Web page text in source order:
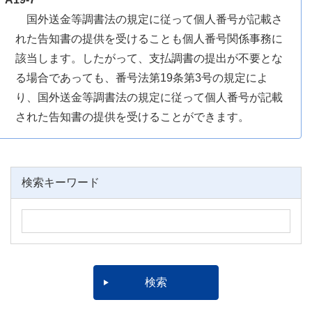
国外送金等調書法の規定に従って個人番号が記載さ
れた告知書の提供を受けることも個人番号関係事務に
該当します。したがって、支払調書の提出が不要とな
る場合であっても、番号法第19条第3号の規定によ
り、国外送金等調書法の規定に従って個人番号が記載
された告知書の提供を受けることができます。
検索キーワード